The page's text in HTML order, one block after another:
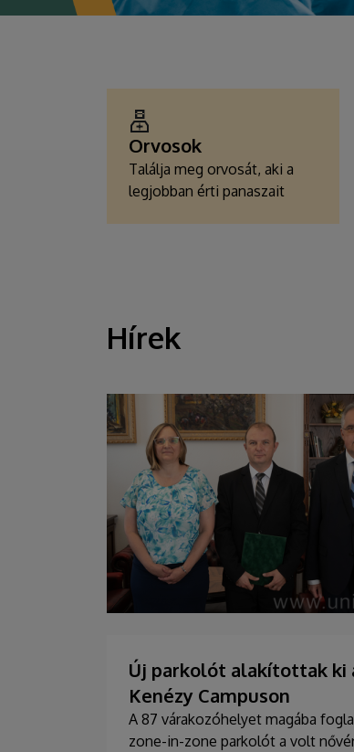
SZOLGÁLTATÁSKERESŐK
Orvosok
Találja meg orvosát, aki a
legjobban érti panaszait
HÍREK
Hírek
Új parkolót alakítottak ki
Kenézy Campuson
A 87 várakozóhelyet magába
zone-in-zone parkolót a volt